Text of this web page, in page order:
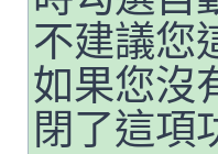
不建議您
如果您沒
閉了這項